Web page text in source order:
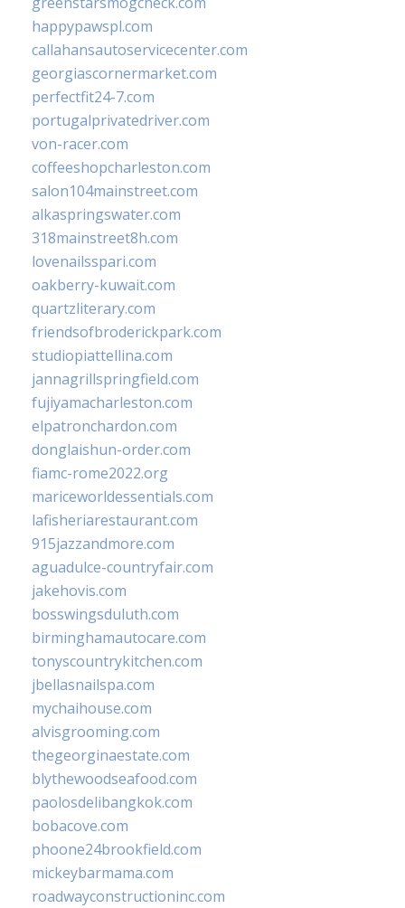
happypawspl.com
callahansautoservicecenter.com
georgiascornermarket.com
perfectfit24-7.com
portugalprivatedriver.com
von-racer.com
coffeeshopcharleston.com
salon104mainstreet.com
alkaspringswater.com
318mainstreet8h.com
lovenailsspari.com
oakberry-kuwait.com
quartzliterary.com
friendsofbroderickpark.com
studiopiattellina.com
jannagrillspringfield.com
fujiyamacharleston.com
elpatronchardon.com
donglaishun-order.com
fiamc-rome2022.org
mariceworldessentials.com
lafisheriarestaurant.com
915jazzandmore.com
aguadulce-countryfair.com
jakehovis.com
bosswingsduluth.com
birminghamautocare.com
tonyscountrykitchen.com
jbellasnailspa.com
mychaihouse.com
alvisgrooming.com
thegeorginaestate.com
blythewoodseafood.com
paolosdelibangkok.com
bobacove.com
phoone24brookfield.com
mickeybarmama.com
roadwayconstructioninc.com